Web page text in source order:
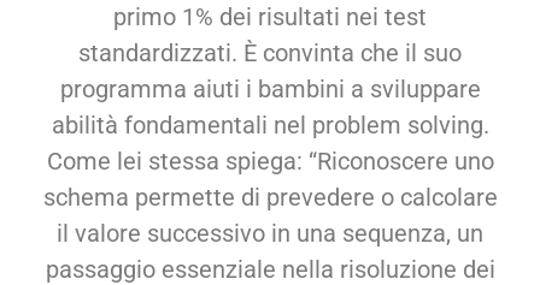
primo 1% dei risultati nei test
standardizzati. È convinta che il suo
programma aiuti i bambini a sviluppare
abilità fondamentali nel problem solving.
Come lei stessa spiega: “Riconoscere uno
schema permette di prevedere o calcolare
il valore successivo in una sequenza, un
passaggio essenziale nella risoluzione dei